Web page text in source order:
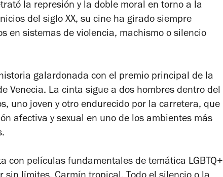
la represión y la doble moral en torno a la
del siglo XX, su cine ha girado siempre
en sistemas de violencia, machismo o silencio
galardonada con el premio principal de la
Venecia. La cinta sigue a dos hombres dentro del
uno joven y otro endurecido por la carretera, que
afectiva y sexual en uno de los ambientes más
con películas fundamentales de temática LGBTQ+